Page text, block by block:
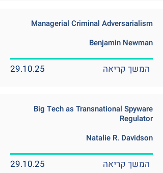
Managerial Criminal Adversarialism
Benjamin Newman
המשך קריאה 29.10.25
Big Tech as Transnational Spyware
Regulator
Natalie R. Davidson
המשך קריאה 29.10.25